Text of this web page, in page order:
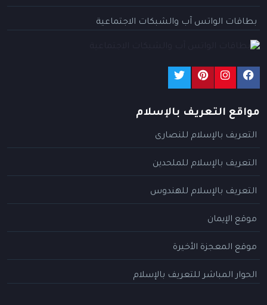
بطاقات الواتس آب والشبكات الاجتماعية
مواقع التعريف بالإسلام
التعريف بالإسلام للنصارى
التعريف بالإسلام للملحدين
التعريف بالإسلام للهندوس
موقع الإيمان
موقع المعجزة الأخيرة
الحوار المباشر للتعريف بالإسلام